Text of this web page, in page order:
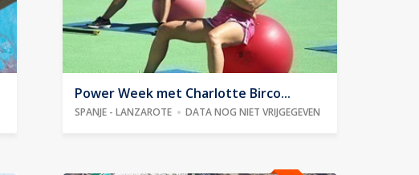
Power Week met Charlotte Birco...
SPANJE - LANZAROTE DATA NOG NIET VRIJGEGEVEN